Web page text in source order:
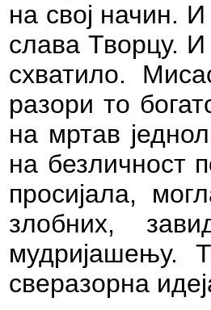
на свој начин.
слава Творцу.
схватило.
разори то
на мртав
на безличност
просијала,
злобних,
мудријашењу.
сверазорна